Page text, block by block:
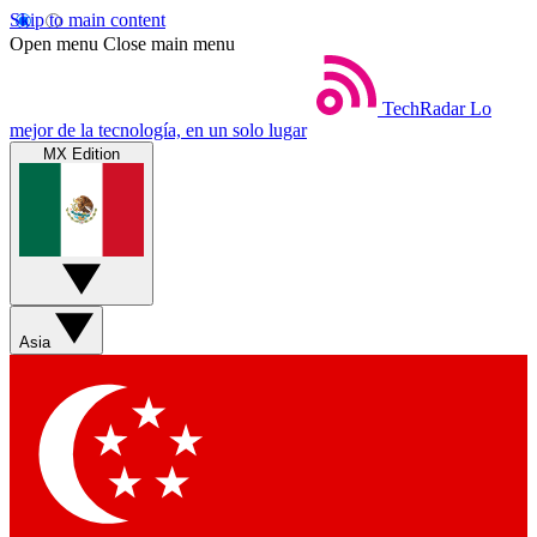
Skip to main content
Open menu Close main menu
TechRadar Lo
mejor de la tecnología, en un solo lugar
MX Edition
Asia